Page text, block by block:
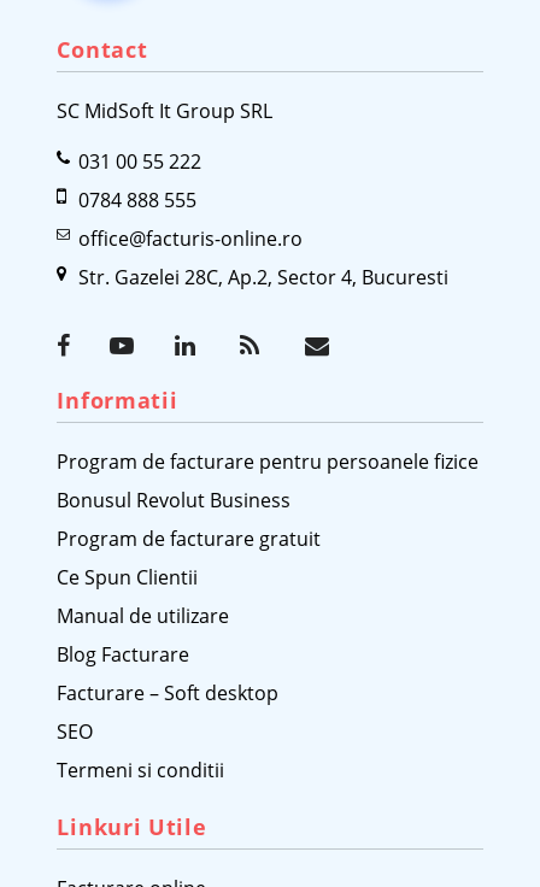
Contact
SC MidSoft It Group SRL
031 00 55 222
0784 888 555
office@facturis-online.ro
Str. Gazelei 28C, Ap.2, Sector 4, Bucuresti
Informatii
Program de facturare pentru persoanele fizice
Bonusul Revolut Business
Program de facturare gratuit
Ce Spun Clientii
Manual de utilizare
Blog Facturare
Facturare – Soft desktop
SEO
Termeni si conditii
Linkuri Utile